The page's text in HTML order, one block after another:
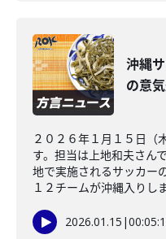
沖縄
の意
２０２６年１月１５日（
す。担当は上地和夫さん
地で実施されるサッカー
１２チームが沖縄入りし
2026.01.15 |